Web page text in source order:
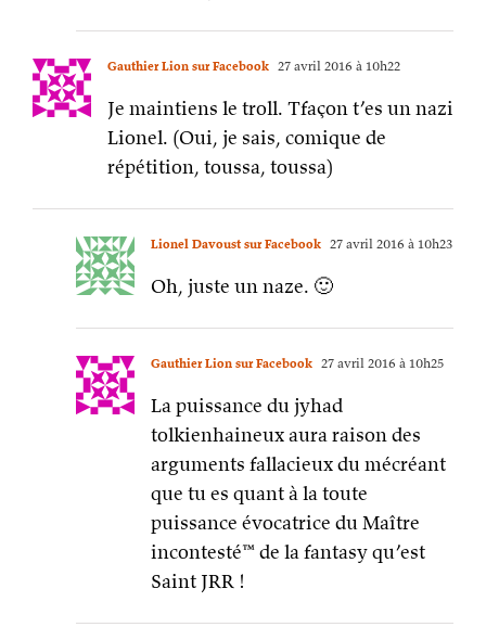
Gauthier Lion sur Facebook 27 avril 2016 à 10h22
Je maintiens le troll. Tfaçon t’es un nazi
Lionel. (Oui, je sais, comique de
répétition, toussa, toussa)
Lionel Davoust sur Facebook 27 avril 2016 à 10h23
Oh, juste un naze. 🙂
Gauthier Lion sur Facebook 27 avril 2016 à 10h25
La puissance du jyhad
tolkienhaineux aura raison des
arguments fallacieux du mécréant
que tu es quant à la toute
puissance évocatrice du Maître
incontesté™ de la fantasy qu’est
Saint JRR !